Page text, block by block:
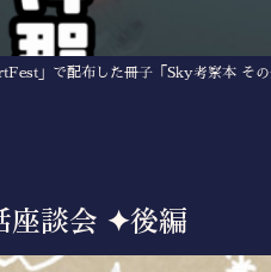
」で配布した冊子「Sky考察本 そ
談会 ✦後編